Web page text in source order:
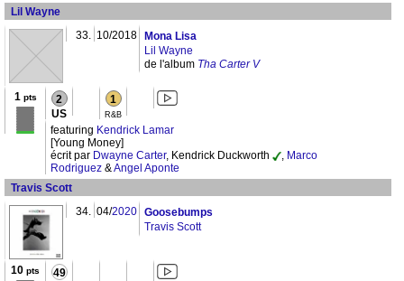
Lil Wayne
33. 10/2018
Mona Lisa
Lil Wayne
de l'album Tha Carter V
1 pts 2
US
1
R&B
featuring Kendrick Lamar
[Young Money]
écrit par Dwayne Carter, Kendrick Duckworth , Marco
Rodriguez &Angel Aponte
Travis Scott
34. 04/2020 Goosebumps
Travis Scott
10 pts 49